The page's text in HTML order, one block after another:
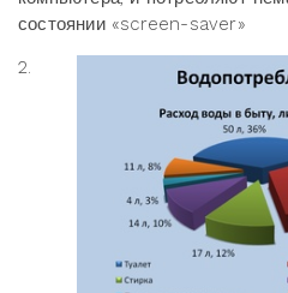
состоянии «screen-saver»
2.